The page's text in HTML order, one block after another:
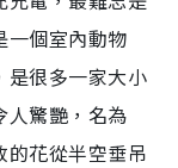
一個室內動物
是很多一家大小
人驚艷，名為
的花從半空垂吊